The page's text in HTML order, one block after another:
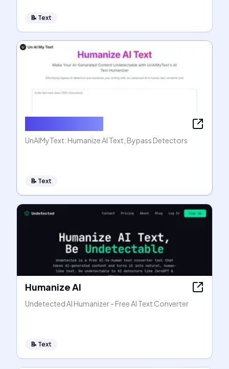
📝 Text
UnAIMyText: Humanize AI Text, Bypass Detectors
📝 Text
Humanize AI
Undetected AI Humanizer - Free AI Text Converter
📝 Text